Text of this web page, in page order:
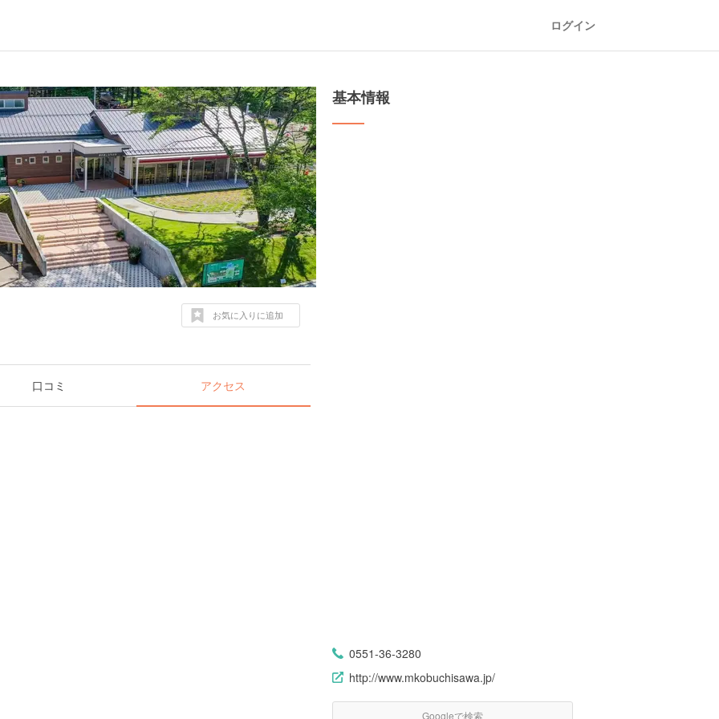
ログイン
お気に入りに追加
口コミ アクセス
基本情報
0551-36-3280
http://www.mkobuchisawa.jp/
Googleで検索